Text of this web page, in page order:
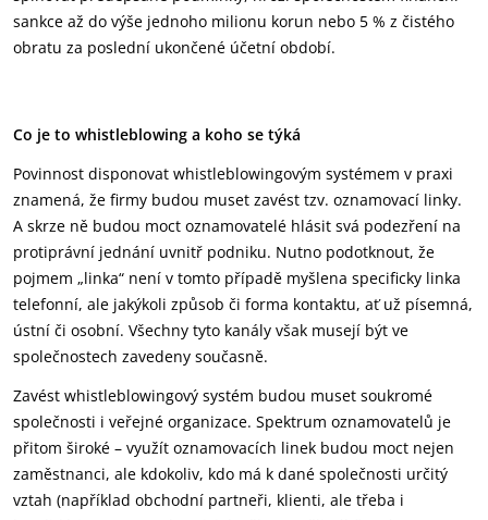
sankce až do výše jednoho milionu korun nebo 5 % z čistého
obratu za poslední ukončené účetní období.
Co je to whistleblowing a koho se týká
Povinnost disponovat whistleblowingovým systémem v praxi
znamená, že firmy budou muset zavést tzv. oznamovací linky.
A skrze ně budou moct oznamovatelé hlásit svá podezření na
protiprávní jednání uvnitř podniku. Nutno podotknout, že
pojmem „linka“ není v tomto případě myšlena specificky linka
telefonní, ale jakýkoli způsob či forma kontaktu, ať už písemná,
ústní či osobní. Všechny tyto kanály však musejí být ve
společnostech zavedeny současně.
Zavést whistleblowingový systém budou muset soukromé
společnosti i veřejné organizace. Spektrum oznamovatelů je
přitom široké – využít oznamovacích linek budou moct nejen
zaměstnanci, ale kdokoliv, kdo má k dané společnosti určitý
vztah (například obchodní partneři, klienti, ale třeba i